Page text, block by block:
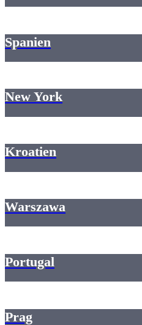
Spanien
New York
Kroatien
Warszawa
Portugal
Prag